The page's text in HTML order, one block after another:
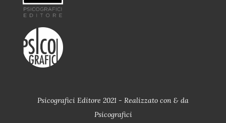
Psicografici Editore 2021 - Realizzato con & da
Psicografici